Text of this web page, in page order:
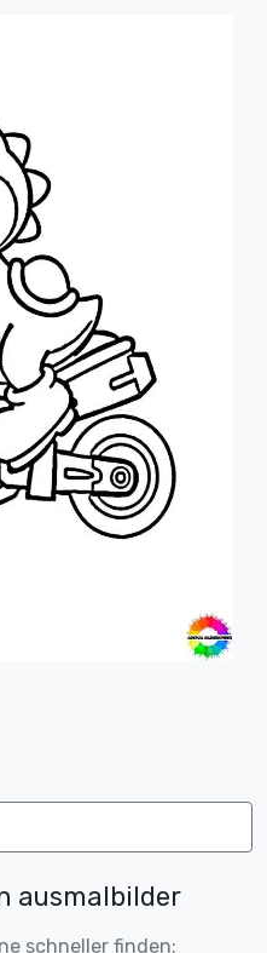
ausmalbilder
schneller finden: